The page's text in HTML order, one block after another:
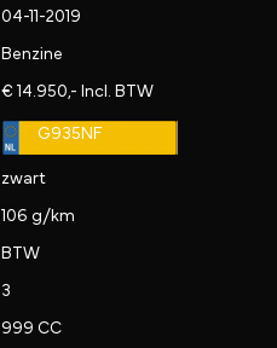
04-11-2019
Benzine
€ 14.950,- Incl. BTW
G935NF
zwart
106 g/km
BTW
3
999 CC